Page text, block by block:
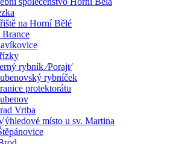
na Horní Bělé
rybník ⁄Porajt⁄
rybníček
protektorátu
Vrtba
místo u sv. Martina